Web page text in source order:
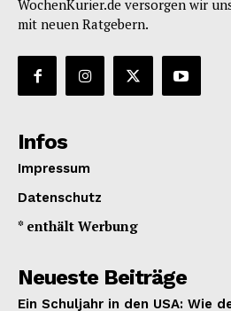
WochenKurier.de versorgen wir
mit neuen Ratgebern.
Infos
Impressum
Datenschutz
* enthält Werbung
Neueste Beiträge
Ein Schuljahr in den USA: Wie